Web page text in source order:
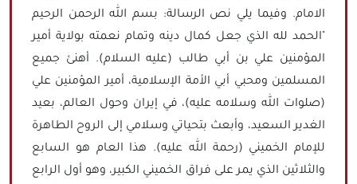
الامام. وفيما يلي نص الرسالة: بسم الله الرحمن الرحيم
"الحمد لله الذي جعل كمال دينه وتمام نعمته بولاية أمير
المؤمنين علي بن أبي طالب (عليه السلام). أهنئ جميع
المسلمين ومحبي أبي الأمة الإسلامية، أمير المؤمنين علي
(صلوات الله وسلامه عليه)، في إيران وحول العالم، بعيد
الغدير السعيد، وأبعث بتحياتي وسلامي إلى الروح الطاهرة
للإمام الخميني (رحمة الله عليه). هذا العام هو السابع
والثلاثين الذي يمر على فراق الخميني الكبير، وهو أول الرابع